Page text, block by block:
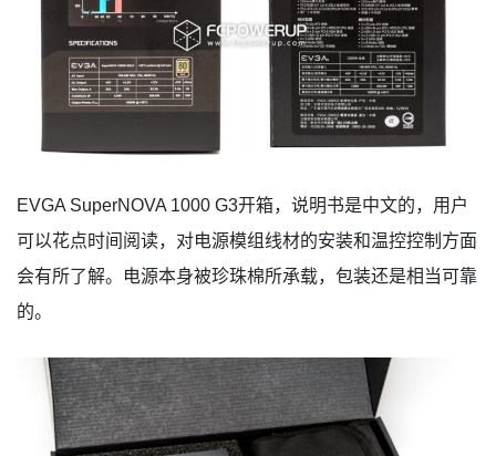
EVGA SuperNOVA 1000 G3开箱，说明书是中文的，用户
可以花点时间阅读，对电源模组线材的安装和温控控制方面
会有所了解。电源本身被珍珠棉所承载，包装还是相当可靠
的。